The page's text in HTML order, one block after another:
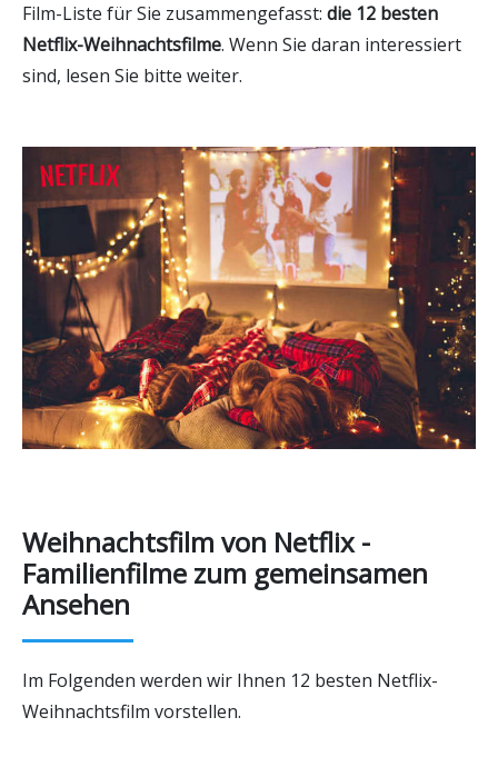
Film-Liste für Sie zusammengefasst: die 12 besten
Netflix-Weihnachtsfilme. Wenn Sie daran interessiert
sind, lesen Sie bitte weiter.
Weihnachtsfilm von Netflix -
Familienfilme zum gemeinsamen
Ansehen
Im Folgenden werden wir Ihnen 12 besten Netflix-
Weihnachtsfilm vorstellen.